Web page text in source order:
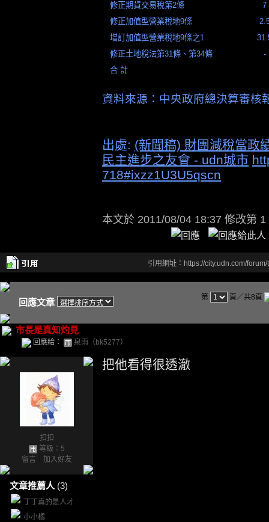
修正期貨交易稅第2條
7
修正加值型營業稅地9條
增訂加值型營業稅地9條之1
修正土地稅法第31條、第34條
-
合 計
資料來源：中央政府總決算審核
出處: (新聞稿) 財團減稅當政
民主進步之友會 - udn城市
718#ixzz1U3U5qscn
本文於 2011/08/04 18:37 修改第 1
引用網址：https://city.udn.com/
回應文章 第 頁／共8頁
市長是真知灼見
回應給： 泉雨（bk5277）
扣扣
等級：5
留言
加入好友
文章推薦人 (3)
丁丁真的是人才
小小橘
把他看得很透澈